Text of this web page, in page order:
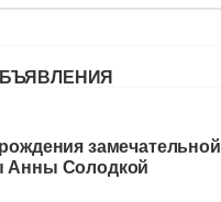
замечательной
Анны Солодкой